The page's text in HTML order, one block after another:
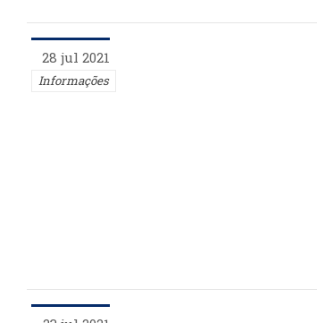
28 jul 2021
Informações